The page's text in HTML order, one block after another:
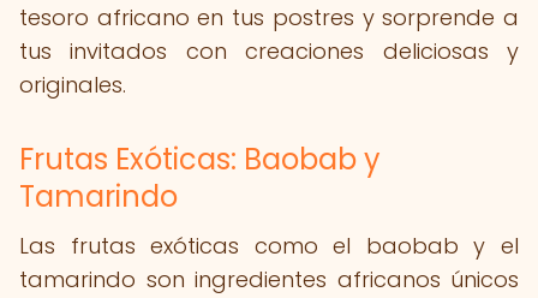
tesoro africano en tus postres y sorprende a
tus invitados con creaciones deliciosas y
originales.
Frutas Exóticas: Baobab y
Tamarindo
Las frutas exóticas como el baobab y el
tamarindo son ingredientes africanos únicos